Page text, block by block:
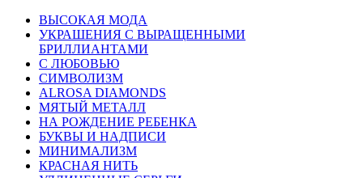
ВЫСОКАЯ МОДА
УКРАШЕНИЯ С ВЫРАЩЕННЫМИ
БРИЛЛИАНТАМИ
С ЛЮБОВЬЮ
СИМВОЛИЗМ
ALROSA DIAMONDS
МЯТЫЙ МЕТАЛЛ
НА РОЖДЕНИЕ РЕБЕНКА
БУКВЫ И НАДПИСИ
МИНИМАЛИЗМ
КРАСНАЯ НИТЬ